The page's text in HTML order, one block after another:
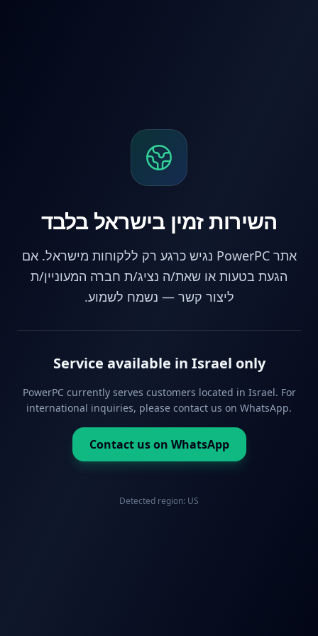
השירות זמין בישראל בלבד
אתר PowerPC נגיש כרגע רק ללקוחות מישראל. אם
הגעת בטעות או שאת/ה נציג/ת חברה המעוניין/ת
ליצור קשר — נשמח לשמוע.
Service available in Israel only
PowerPC currently serves customers located in Israel. For
international inquiries, please contact us on WhatsApp.
Contact us on WhatsApp
Detected region: US